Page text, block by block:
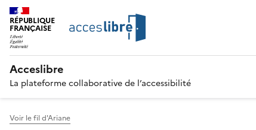
RÉPUBLIQUE
FRANÇAISE
Acceslibre
La plateforme collaborative de l’accessibilité
Voir le fil d'Ariane